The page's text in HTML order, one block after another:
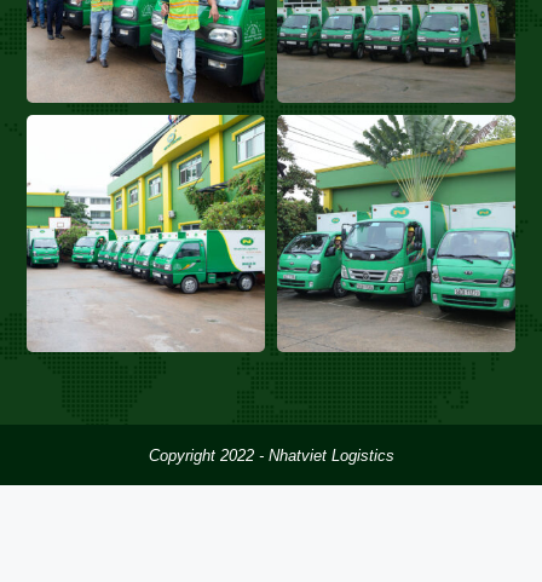
Copyright 2022 - Nhatviet Logistics